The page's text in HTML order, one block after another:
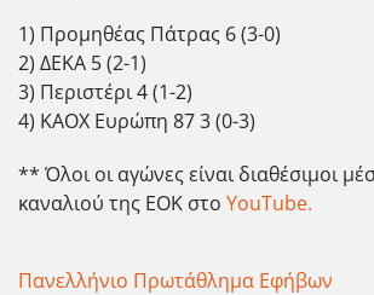
1) Προμηθέας Πάτρας 6 (3-0)
2) ΔΕΚΑ 5 (2-1)
3) Περιστέρι 4 (1-2)
4) ΚΑΟΧ Ευρώπη 87 3 (0-3)
** Όλοι οι αγώνες είναι διαθέσιμοι
καναλιού της ΕΟΚ στο YouTube.
Πανελλήνιο Πρωτάθλημα Εφήβων